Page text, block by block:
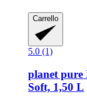
Carrello
5.0 (1)
planet pure
Soft, 1,50 L